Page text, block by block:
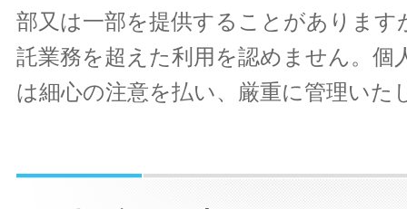
部又は一部を提供することがあります
託業務を超えた利用を認めません。個
は細心の注意を払い、厳重に管理いた